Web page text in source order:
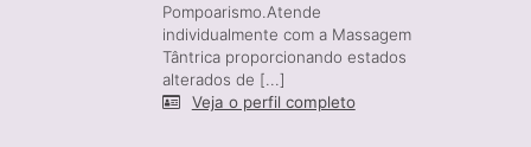
Pompoarismo.Atende
individualmente com a Massagem
Tântrica proporcionando estados
alterados de [...]
Veja o perfil completo